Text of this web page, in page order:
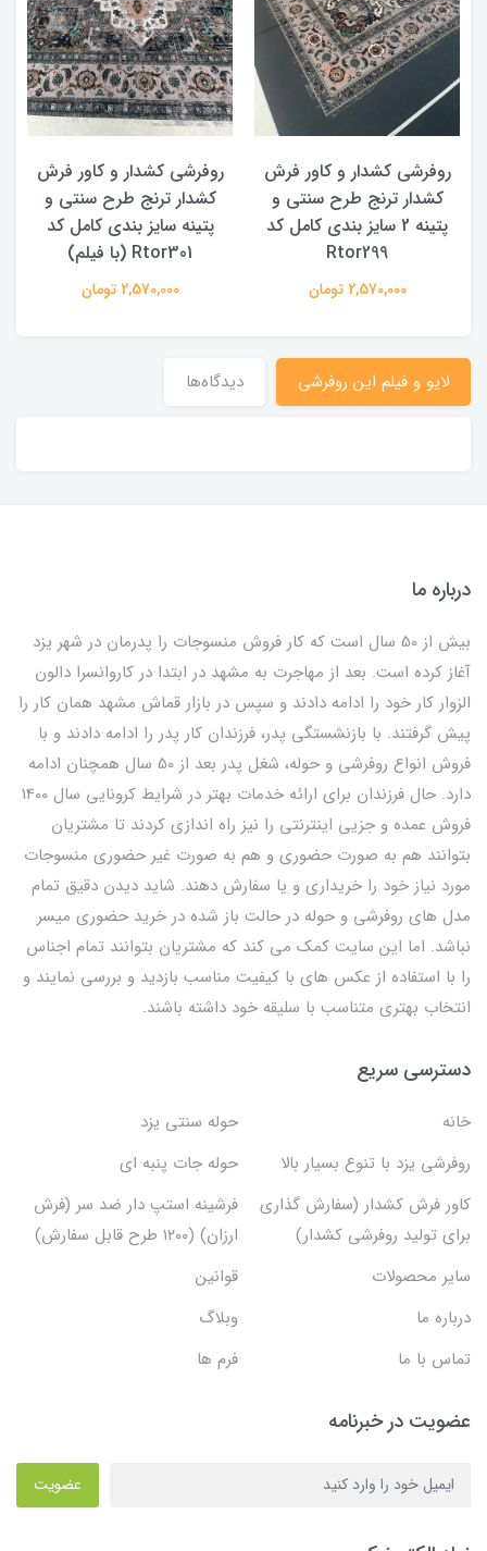
روفرشی کشدار و کاور فرش
کشدار ترنج طرح سنتی و
پتینه 2 سایز بندی کامل کد
Rtor299
2,570,000 تومان
روفرشی کشدار و کاور فرش
کشدار ترنج طرح سنتی و
پتینه سایز بندی کامل کد
Rtor301 (با فیلم)
2,570,000 تومان
لایو و فیلم این روفرشی دیدگاه‌ها
درباره ما
بیش از 50 سال است که کار فروش منسوجات را پدرمان در شهر یزد
آغاز کرده است. بعد از مهاجرت به مشهد در ابتدا در کاروانسرا دالون
الزوار کار خود را ادامه دادند و سپس در بازار قماش مشهد همان کار را
پیش گرفتند. با بازنشستگی پدر، فرزندان کار پدر را ادامه دادند و با
فروش انواع روفرشی و حوله، شغل پدر بعد از 50 سال همچنان ادامه
دارد. حال فرزندان برای ارائه خدمات بهتر در شرایط کرونایی سال 1400
فروش عمده و جزیی اینترنتی را نیز راه اندازی کردند تا مشتریان
بتوانند هم به صورت حضوری و هم به صورت غیر حضوری منسوجات
مورد نیاز خود را خریداری و یا سفارش دهند. شاید دیدن دقیق تمام
مدل های روفرشی و حوله در حالت باز شده در خرید حضوری میسر
نباشد. اما این سایت کمک می کند که مشتریان بتوانند تمام اجناس
را با استفاده از عکس های با کیفیت مناسب بازدید و بررسی نمایند و
انتخاب بهتری متناسب با سلیقه خود داشته باشند.
دسترسی سریع
خانه
حوله سنتی یزد
روفرشی یزد با تنوع بسیار بالا
حوله جات پنبه ای
کاور فرش کشدار (سفارش گذاری
برای تولید روفرشی کشدار)
فرشینه استپ دار ضد سر (فرش
ارزان) (۱۲۰۰ طرح قابل سفارش)
سایر محصولات
قوانین
درباره ما
وبلاگ
تماس با ما
فرم ها
عضویت در خبرنامه
عضویت